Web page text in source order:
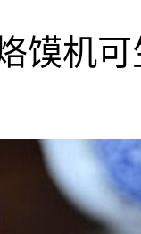
馍机